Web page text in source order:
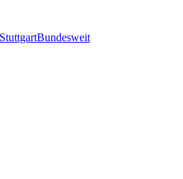
StuttgartBundesweit